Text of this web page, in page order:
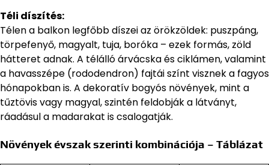
Téli díszítés:
Télen a balkon legfőbb díszei az örökzöldek: puszpáng,
törpefenyő, magyalt, tuja, boróka – ezek formás, zöld
hátteret adnak. A télálló árvácska és ciklámen, valamint
a havasszépe (rododendron) fajtái színt visznek a fagyos
hónapokban is. A dekoratív bogyós növények, mint a
tűztövis vagy magyal, szintén feldobják a látványt,
ráadásul a madarakat is csalogatják.
Növények évszak szerinti kombinációja – Táblázat